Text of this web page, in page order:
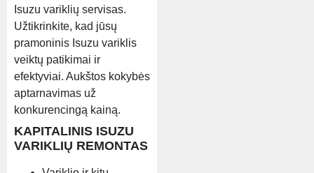
Isuzu variklių servisas.
Užtikrinkite, kad jūsų
pramoninis Isuzu variklis
veiktų patikimai ir
efektyviai. Aukštos kokybės
aptarnavimas už
konkurencingą kainą.
KAPITALINIS ISUZU
VARIKLIŲ REMONTAS